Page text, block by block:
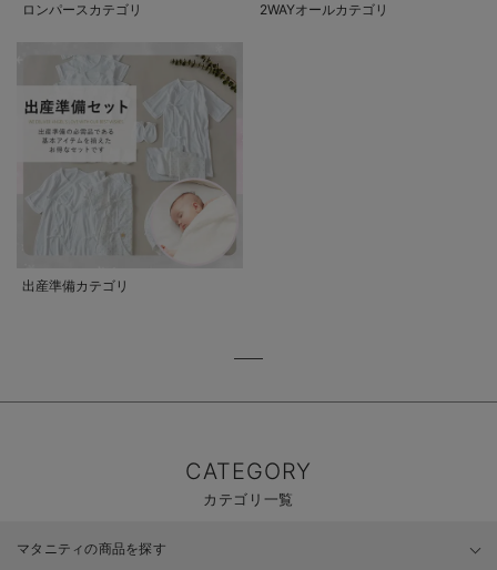
ロンパースカテゴリ 2WAYオールカテゴリ
出産準備カテゴリ
CATEGORY
カテゴリ一覧
マタニティの商品を探す